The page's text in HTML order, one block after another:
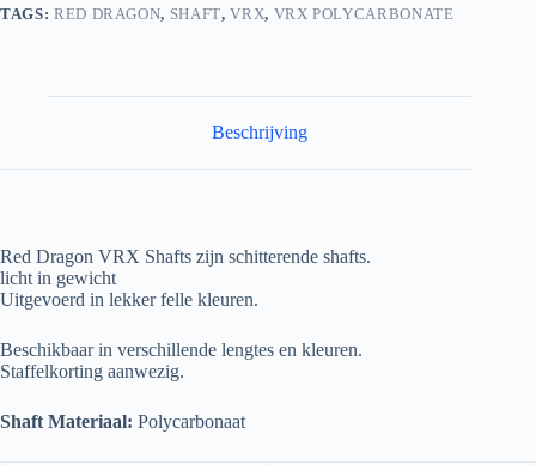
TAGS: RED DRAGON, SHAFT,VRX, VRX POLYCARBONATE
Beschrijving
Red Dragon VRX Shafts zijn schitterende shafts.
licht in gewicht
Uitgevoerd in lekker felle kleuren.
Beschikbaar in verschillende lengtes en kleuren.
Staffelkorting aanwezig.
Shaft Materiaal: Polycarbonaat